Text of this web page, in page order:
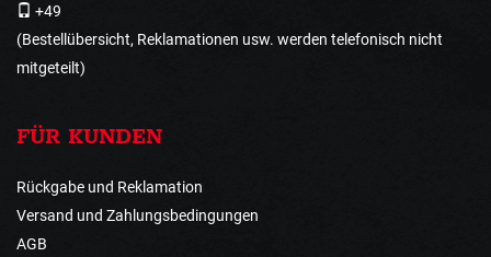
+49
(Bestellübersicht, Reklamationen usw. werden telefonisch nicht
mitgeteilt)
FÜR KUNDEN
Rückgabe und Reklamation
Versand und Zahlungsbedingungen
AGB